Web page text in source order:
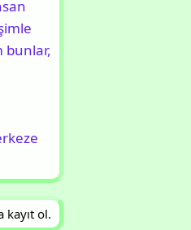
bunlar,
kayıt ol.